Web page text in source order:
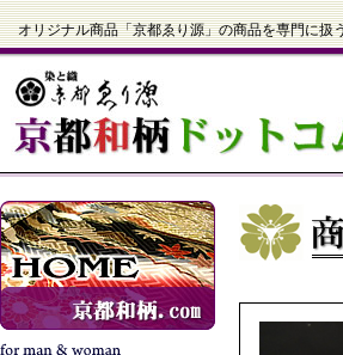
オリジナル商品「京都ゑり源」の商品を専門に扱